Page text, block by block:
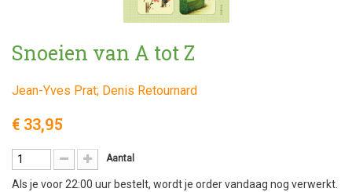
Snoeien van A tot Z
Jean-Yves Prat; Denis Retournard
€ 33,95
Aantal
Als je voor 22:00 uur bestelt, wordt je order vandaag nog verwerkt.